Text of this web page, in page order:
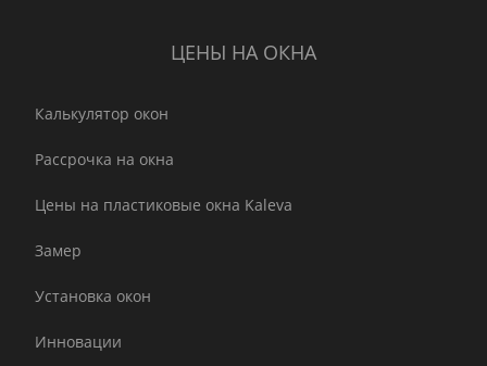
ЦЕНЫ НА ОКНА
Калькулятор окон
Рассрочка на окна
Цены на пластиковые окна Kaleva
Замер
Установка окон
Инновации